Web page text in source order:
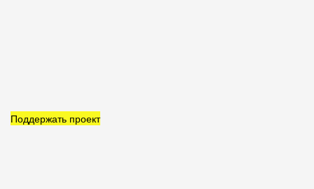
Поддержать проект